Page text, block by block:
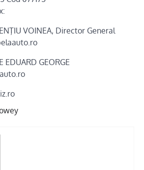
VOINEA, Director General
EDUARD GEORGE